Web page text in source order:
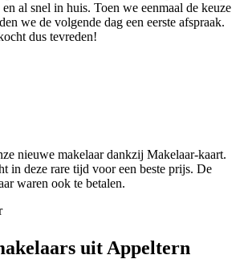
al snel in huis. Toen we eenmaal de keuze
we de volgende dag een eerste afspraak.
dus tevreden!
nieuwe makelaar dankzij Makelaar-kaart.
in deze rare tijd voor een beste prijs. De
waren ook te betalen.
uit Appeltern